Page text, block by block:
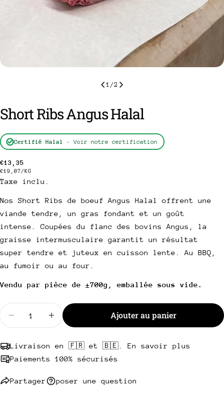
1 /2
Short Ribs Angus Halal
Certifié Halal · Voir notre certification
Prix
habituel
€13,35
PRIX
UNITAIRE
€19,07/PAR
KG
Taxe inclu.
Nos Short Ribs de boeuf Angus Halal offrent une
viande tendre, un gras fondant et un goût
intense. Coupées du flanc des bovins Angus, la
graisse intermusculaire garantit un résultat
super tendre et juteux en cuisson lente. Au BBQ,
au fumoir ou au four.
Vendu par pièce de ±700g, emballée sous vide.
Diminuer la quantité pour Short Ribs Angus Halal
Augmenter la quantité pour Short Ribs
Ajouter au panier
Livraison en 🇫🇷 et 🇧🇪. En savoir plus
Paiements 100% sécurisés
Partager
Partager ce produit
Copie
Partager
Facebook
Partager
X
Épingler
Pinterest
poser une question
nom
Votre
email
Votre
téléphone
Votre
message
Les champs marqués * sont obligatoires.
Envoyer une question